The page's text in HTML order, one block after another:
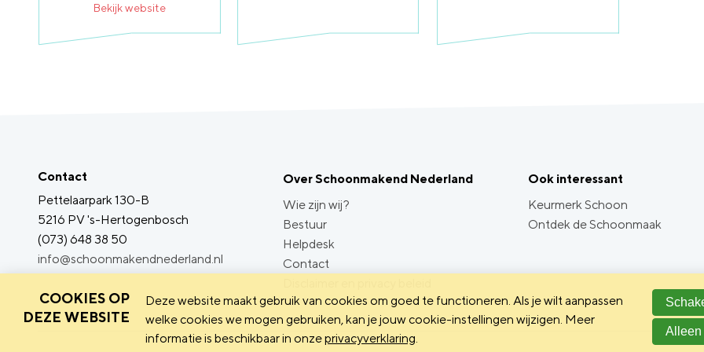
Bekijk website
Contact
Pettelaarpark 130-B
5216 PV 's-Hertogenbosch
(073) 648 38 50
info@schoonmakendnederland.nl
Over Schoonmakend Nederland
Wie zijn wij?
Bestuur
Helpdesk
Contact
Ook interessant
Keurmerk Schoon
Ontdek de Schoonmaak
COOKIES OP
DEZE WEBSITE
Deze website maakt gebruik van cookies om goed te functioneren. Als je wilt aanpassen
welke cookies we mogen gebruiken, kan je jouw cookie-instellingen wijzigen. Meer
informatie is beschikbaar in onzeprivacyverklaring. Alleen